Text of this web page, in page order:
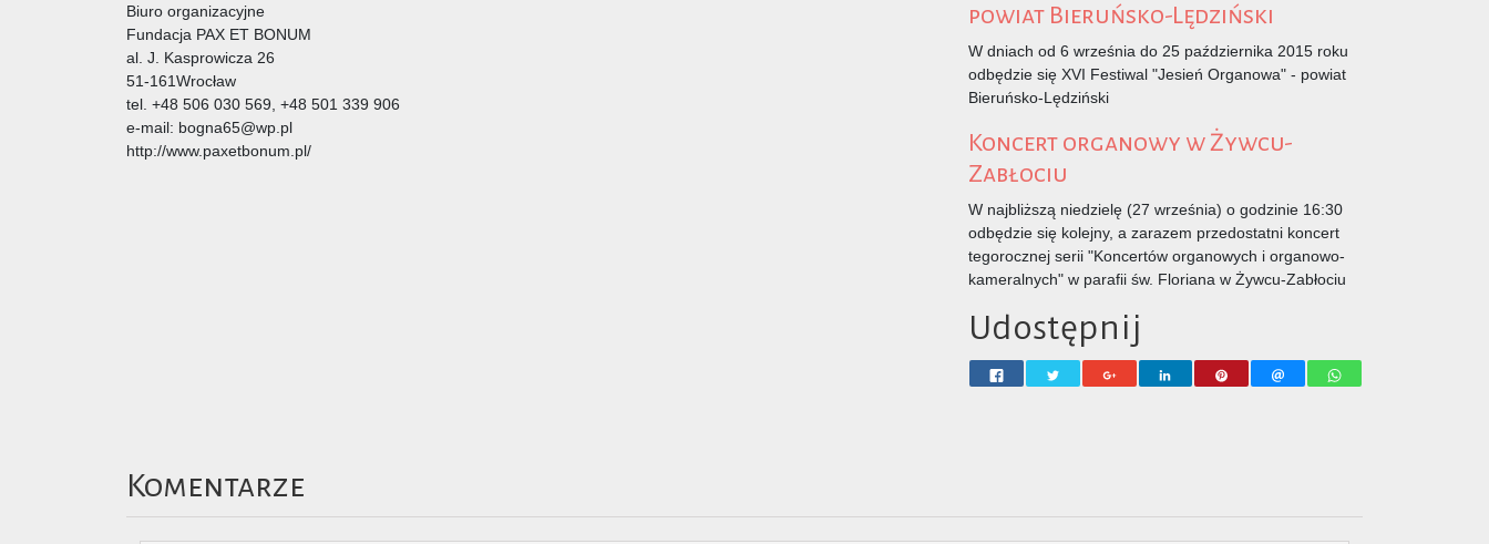
Biuro organizacyjne
Fundacja PAX ET BONUM
al. J. Kasprowicza 26
51-161Wrocław
tel. +48 506 030 569, +48 501 339 906
e-mail: bogna65@wp.pl
http://www.paxetbonum.pl/
powiat Bieruńsko-Lędziński
W dniach od 6 września do 25 października 2015 roku
odbędzie się XVI Festiwal "Jesień Organowa" - powiat
Bieruńsko-Lędziński
Koncert organowy w Żywcu-
Zabłociu
W najbliższą niedzielę (27 września) o godzinie 16:30
odbędzie się kolejny, a zarazem przedostatni koncert
tegorocznej serii "Koncertów organowych i organowo-
kameralnych" w parafii św. Floriana w Żywcu-Zabłociu
Udostępnij
Komentarze